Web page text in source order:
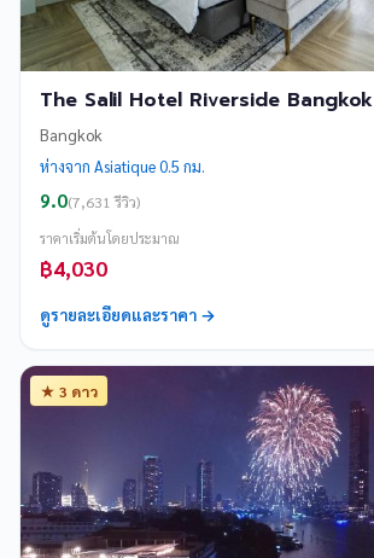
The Salil Hotel Riverside Bangkok
Bangkok
ห่างจาก Asiatique 0.5 กม.
9.0(7,631 รีวิว)
ราคาเริ่มต้นโดยประมาณ
฿4,030
ดูรายละเอียดและราคา →
★ 3 ดาว